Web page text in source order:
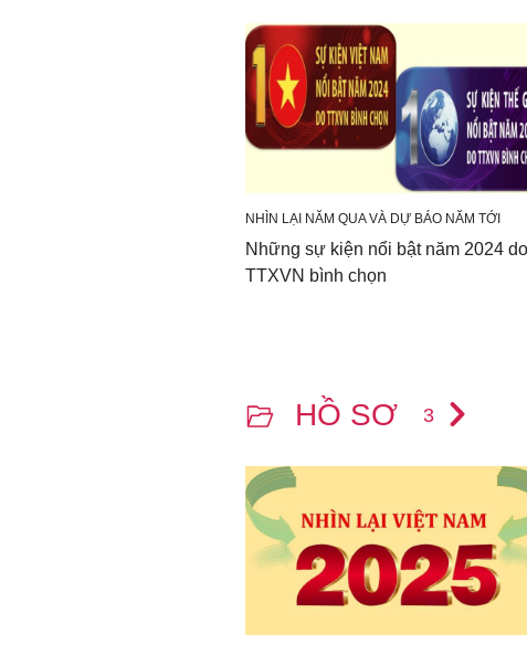
NHÌN LẠI NĂM QUA VÀ DỰ BÁO NĂM TỚI
Những sự kiện nổi bật năm 2024 do
TTXVN bình chọn
HỒ SƠ 3